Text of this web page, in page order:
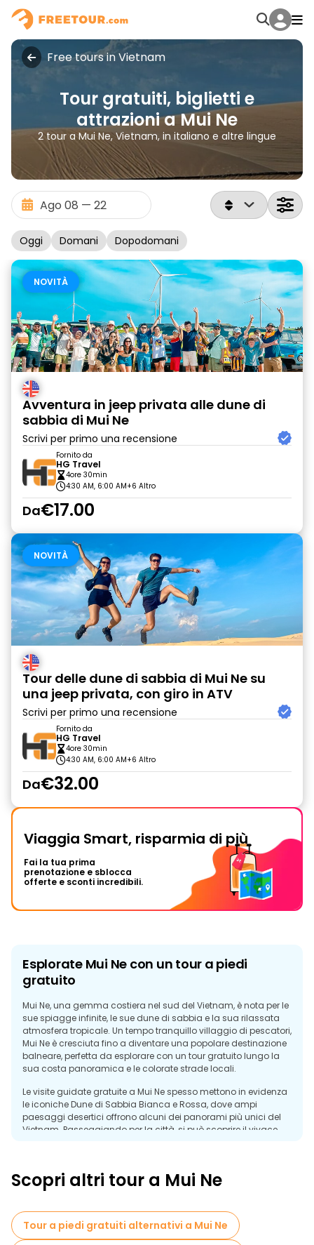
Free tours in Vietnam
Tour gratuiti, biglietti e
attrazioni a Mui Ne
2 tour a Mui Ne, Vietnam, in italiano e altre lingue
Oggi Domani Dopodomani
NOVITÀ
Avventura in jeep privata alle dune di
sabbia di Mui Ne
Scrivi per primo una recensione
Fornito da
HG Travel
4ore 30min
4:30 AM, 6:00 AM+6 Altro
Da€17.00
NOVITÀ
Tour delle dune di sabbia di Mui Ne su
una jeep privata, con giro in ATV
Scrivi per primo una recensione
Fornito da
HG Travel
4ore 30min
4:30 AM, 6:00 AM+6 Altro
Da€32.00
Viaggia Smart, risparmia di più
Fai la tua prima
prenotazione e sblocca
offerte e sconti incredibili.
Esplorate Mui Ne con un tour a piedi
gratuito
Mui Ne, una gemma costiera nel sud del Vietnam, è nota per le
sue spiagge infinite, le sue dune di sabbia e la sua rilassata
atmosfera tropicale. Un tempo tranquillo villaggio di pescatori,
Mui Ne è cresciuta fino a diventare una popolare destinazione
balneare, perfetta da esplorare con un tour gratuito lungo la
sua costa panoramica e le colorate strade locali.
Le visite guidate gratuite a Mui Ne spesso mettono in evidenza
le iconiche Dune di Sabbia Bianca e Rossa, dove ampi
paesaggi desertici offrono alcuni dei panorami più unici del
Vietnam. Passeggiando per la città, si può scoprire il vivace
Il ruscello delle fate, un'insenatura rossa poco profonda che
scorre tra morbide formazioni rocciose, è un altro luogo
ristoranti sulla spiaggia e sentieri costeggiati da palme
contribuiscono al fascino rilassato della città.
Scopri altri tour a Mui Ne
Tour a piedi gratuiti alternativi a Mui Ne